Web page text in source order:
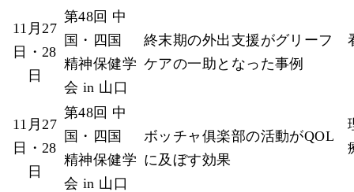
11月27
日・28
日
第48回 中
国・四国
精神保健学
会 in 山口
終末期の外出支援がグリーフ
ケアの一助となった事例
11月27
日・28
日
第48回 中
国・四国
精神保健学
会 in 山口
ボッチャ俱楽部の活動がQOL
に及ぼす効果